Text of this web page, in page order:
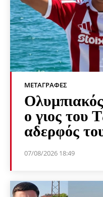
ΜΕΤΑΓΡΑΦΈΣ
ο γιος του
αδερφός
07/08/2026 18:49